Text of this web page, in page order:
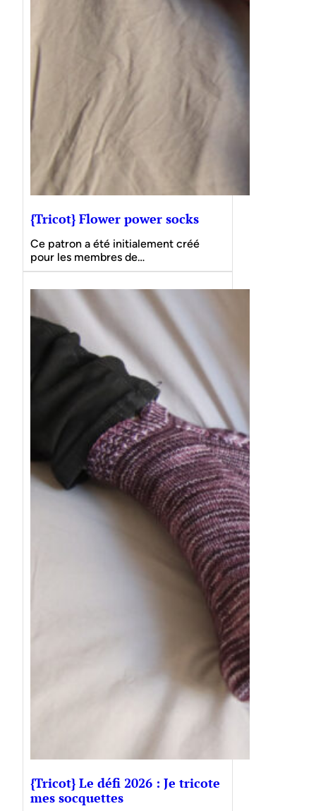
{Tricot} Flower power socks
Ce patron a été initialement créé
pour les membres de…
{Tricot} Le défi 2026 : Je tricote
mes socquettes